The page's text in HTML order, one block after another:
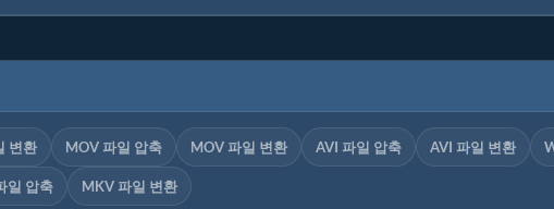
변환 MOV 파일 압축 MOV 파일 변환 AVI 파일 압축 AVI 파일 변환
일 압축 MKV 파일 변환